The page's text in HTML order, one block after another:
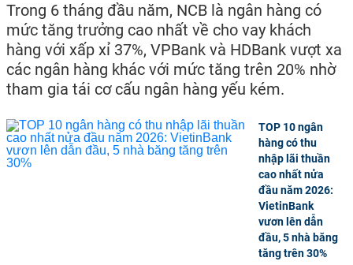
Trong 6 tháng đầu năm, NCB là ngân hàng có
mức tăng trưởng cao nhất về cho vay khách
hàng với xấp xỉ 37%, VPBank và HDBank vượt xa
các ngân hàng khác với mức tăng trên 20% nhờ
tham gia tái cơ cấu ngân hàng yếu kém.
TOP 10 ngân
hàng có thu
nhập lãi thuần
cao nhất nửa
đầu năm 2026:
VietinBank
vươn lên dẫn
đầu, 5 nhà băng
tăng trên 30%